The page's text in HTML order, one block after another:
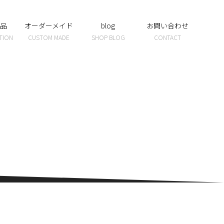
オーダーメイド
CUSTOM MADE
blog
SHOP BLOG
お問い合わせ
CONTACT